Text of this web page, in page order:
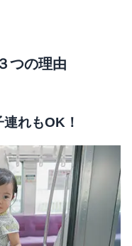
つの理由
れもOK！